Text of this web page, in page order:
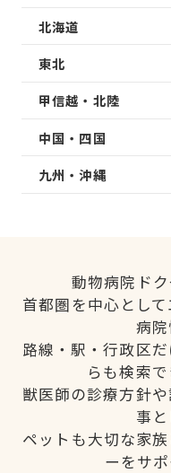
北海道
東北
甲信越・北陸
中国・四国
九州・沖縄
動物病院ドク
首都圏を中心とし
病院
路線・駅・行政区
らも検索
獣医師の診療方針
事と
ペットも大切な家
ーをサポ